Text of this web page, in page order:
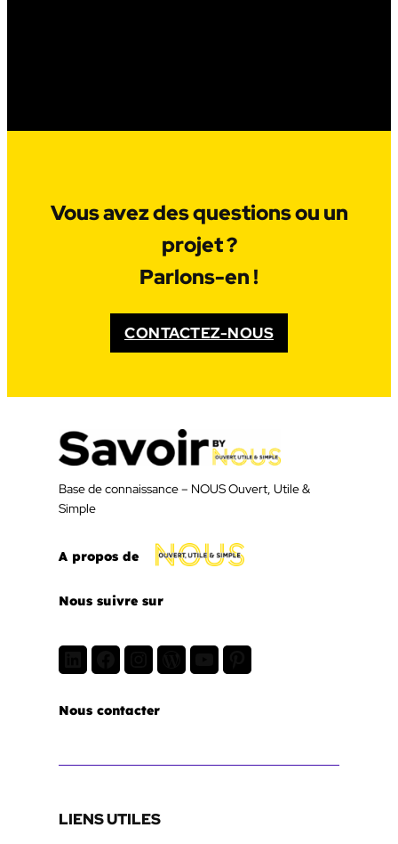
Vous avez des questions ou un
projet ?
Parlons-en !
CONTACTEZ-NOUS
Base de connaissance – NOUS Ouvert, Utile &
Simple
A propos de
Nous suivre sur
Nous contacter
LIENS UTILES